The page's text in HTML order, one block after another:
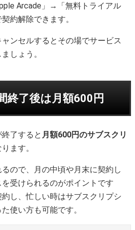
Arcade」→「無料トライアル
約解除できます。
ンセルするとその場でサービス
しょう。
終了後は月額600円
了すると 月額600円のサブスクリ
ます。
ので、月の中頃や月末に契約し
受けられるのがポイントです
し、忙しい時はサブスクリプシ
使い方も可能です。